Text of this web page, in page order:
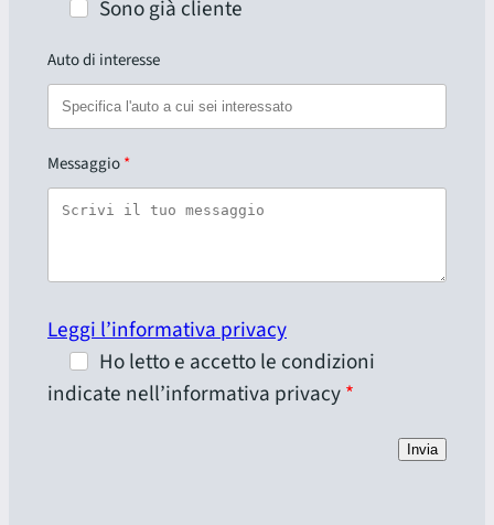
Sono già cliente
Auto di interesse
Messaggio
Leggi l’informativa privacy
Ho letto e accetto le condizioni
indicate nell’informativa privacy
Invia